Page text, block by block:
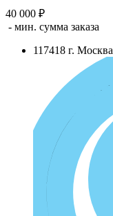
40 000 ₽
- мин. сумма заказа
117418 г. Москва